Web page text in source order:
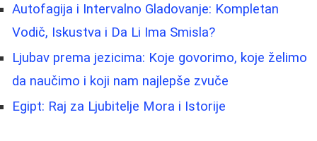
Autofagija i Intervalno Gladovanje: Kompletan
Vodič, Iskustva i Da Li Ima Smisla?
Ljubav prema jezicima: Koje govorimo, koje želimo
da naučimo i koji nam najlepše zvuče
Egipt: Raj za Ljubitelje Mora i Istorije